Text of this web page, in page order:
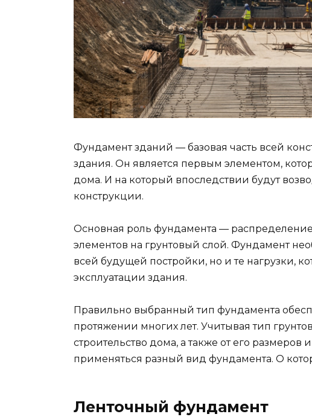
Фундамент зданий — базовая часть всей
здания. Он является первым элементом,
дома. И на который впоследствии будут
конструкции.
Основная роль фундамента —
элементов на грунтовый слой. Фундамент
всей будущей постройки, но и те нагрузки,
эксплуатации здания.
Правильно выбранный тип фундамента
протяжении многих лет. Учитывая тип
строительство дома, а также от его размеров
применяться разный вид фундамента. О
Ленточный фундамент